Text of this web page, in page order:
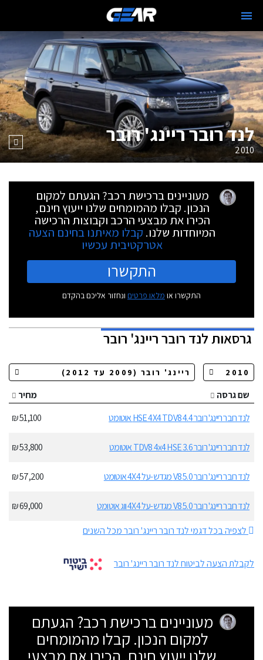
לנד רובר ריינג' רובר
2010
מעוניינים ברכישת רכב? הגעתם למקום
הנכון. קבלו מהמומחים שלנו ייעוץ חינם,
הכירו את מבצעי הרכב וקבוצות הרכישה
המיוחדות שלנו. קבלו מאיתנו בחינם הצעה
אטרקטיבית עכשיו
התקשרו
התקשרו או מלאו פרטים ונחזור אליכם בהקדם
גרסאותלנד רובר ריינג' רובר
שם גרסה
מחיר
לנד רובר ריינג' רובר 4.4 HSE 4X4 TDV8 אוטומט
51,100 ₪
לנד רובר ריינג' רובר 3.6 TDV8 4x4 HSE אוטומט 53,800 ₪
לנד רובר ריינג' רובר 5.0 V8 מגדש-על 4X4 אוטומט 57,200 ₪
לנד רובר ריינג' רובר 5.0 V8 מגדש-על 4X4 ווג אוטומט
69,000 ₪
לצפיה בכל דגמי לנד רובר ריינג' רובר מכל השנים
לקבלת הצעה לביטוח לנד רובר ריינג' רובר
מעוניינים ברכישת רכב? הגעתם
למקום הנכון. קבלו מהמומחים